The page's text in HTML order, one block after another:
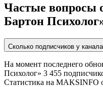
Частые вопросы
Бартон
Сколько подписчиков у
На момент последнего
Психолог» 3 455
Статистика на MAKSINFO